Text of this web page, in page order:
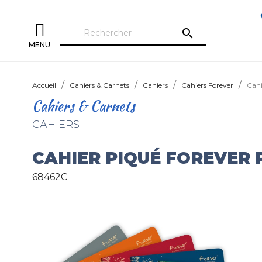
MENU
search
Accueil Cahiers & Carnets Cahiers Cahiers Forever
Cahiers & Carnets
CAHIERS
CAHIER PIQUÉ FOREVER
68462C